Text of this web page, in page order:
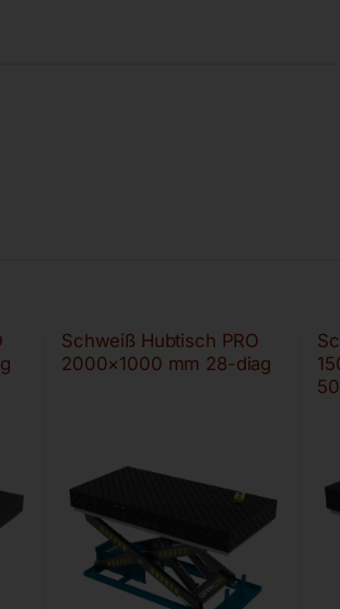
Schweiß Hubtisch PRO
2000×1000 mm 28-diag